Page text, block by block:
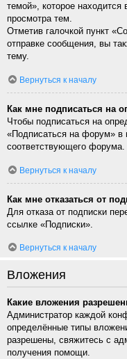
темой», которое
просмотра тем.
Отметив галочкой пункт
отправке сообщения, вы
тему.
Вернуться к началу
Как мне подписаться на
Чтобы подписаться на
«Подписаться на форум» в
соответствующего форума.
Вернуться к началу
Как мне отказаться от
Для отказа от подписки
ссылке «Подписки».
Вернуться к началу
Вложения
Какие вложения
Администратор каждой
определённые типы
разрешены, свяжитесь с
получения помощи.